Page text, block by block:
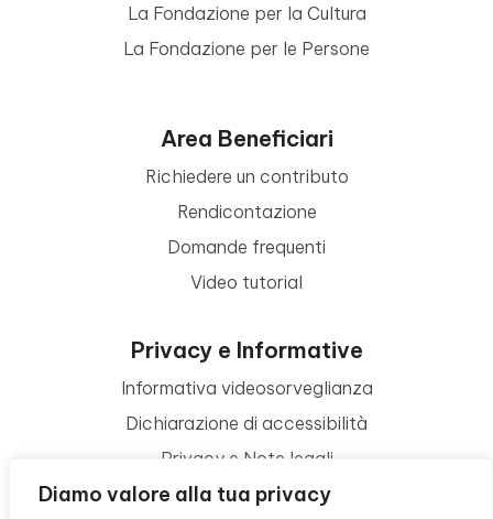
Diamo valore alla tua privacy
La Fondazione per la Cultura
La Fondazione per le Persone
Area Beneficiari
Richiedere un contributo
Rendicontazione
Domande frequenti
Video tutorial
Privacy e Informative
Informativa videosorveglianza
Dichiarazione di accessibilità
Privacy e Note legali
Termini di utilizzo